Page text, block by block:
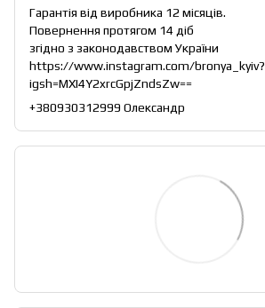
Гарантія від виробника 12 місяців.
Повернення протягом 14 діб
згідно з законодавством України
https://www.instagram.com/bronya_kyiv?
igsh=MXI4Y2xrcGpjZndsZw==
+380930312999 Олександр